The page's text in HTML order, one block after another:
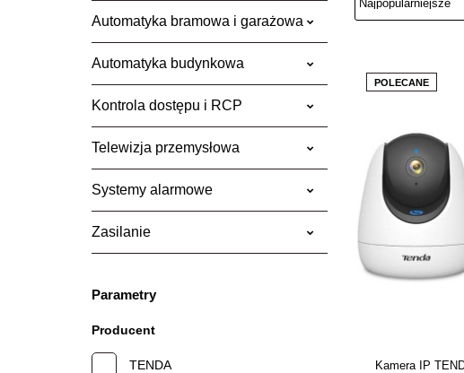
Automatyka bramowa i garażowa
Automatyka budynkowa
Kontrola dostępu i RCP
Telewizja przemysłowa
Systemy alarmowe
Zasilanie
Parametry
Producent
TENDA
POLECANE
Kamera IP